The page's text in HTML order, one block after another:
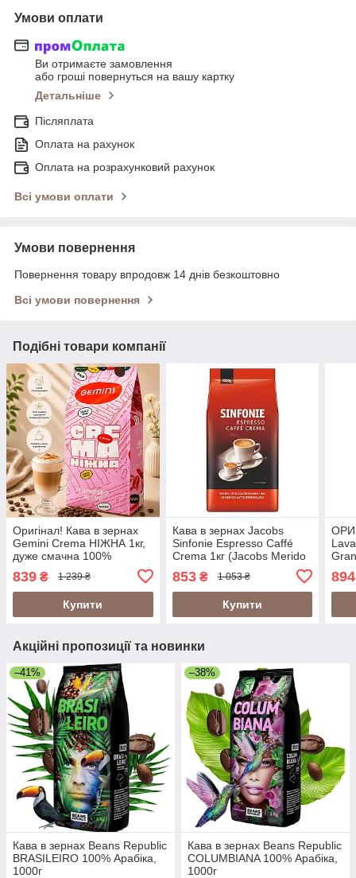
Умови оплати
Ви отримаєте замовлення
або гроші повернуться на вашу картку
Детальніше
Післяплата
Оплата на рахунок
Оплата на розрахунковий рахунок
Всі умови оплати
Умови повернення
Повернення товару впродовж 14 днів безкоштовно
Всі умови повернення
Подібні товари компанії
Оригінал! Кава в зернах
Gemini Crema НІЖНА 1кг,
дуже смачна 100%
ірландського крему (Irish
Cream)
839 ₴ 1 239 ₴
Купити
Кава в зернах Jacobs
Sinfonie Espresso Caffé
Crema 1кг (Jacobs Merido
853₴ 1 053 ₴
Купити
894
Акційні пропозиції та новинки
–41%
Кава в зернах Beans Republic
BRASILEIRO 100% Арабіка,
1000г
–38%
Кава в зернах Beans Republic
COLUMBIANA 100% Арабіка,
1000г